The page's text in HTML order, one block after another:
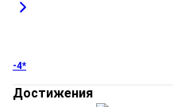
-4*
Достижения